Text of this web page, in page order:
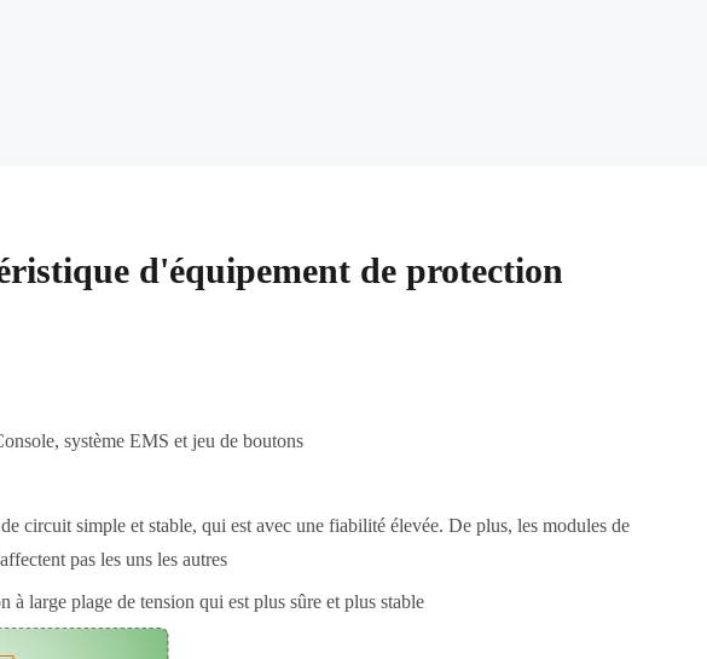
d'équipement de protection
système EMS et jeu de boutons
circuit simple et stable, qui est avec une fiabilité élevée. De plus, les modules de
pas les uns les autres
large plage de tension qui est plus sûre et plus stable